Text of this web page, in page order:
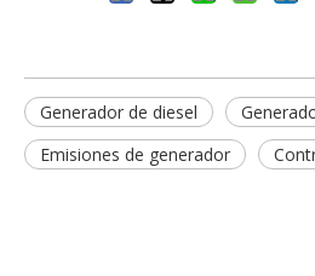
Generador de diesel
Emisiones de generador